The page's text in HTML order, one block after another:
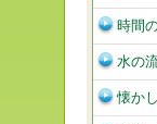
時間
水の
懐か